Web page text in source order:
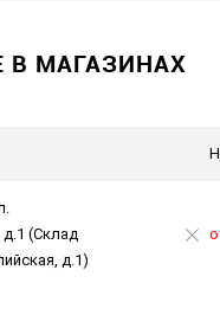
В МАГАЗИНАХ
д.1 (Склад
д.1)